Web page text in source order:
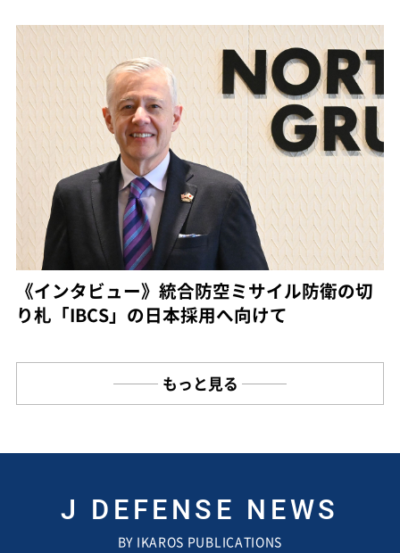
《インタビュー》統合防空ミサイル防衛の切
り札「IBCS」の日本採用へ向けて
もっと見る
J DEFENSE NEWS
BY IKAROS PUBLICATIONS